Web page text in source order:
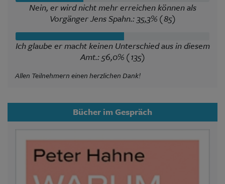
Nein, er wird nicht mehr erreichen können als
Vorgänger Jens Spahn.: 35,3% (85)
Ich glaube er macht keinen Unterschied aus in diesem
Amt.: 56,0% (135)
Allen Teilnehmern einen herzlichen Dank!
Bücher im Gespräch